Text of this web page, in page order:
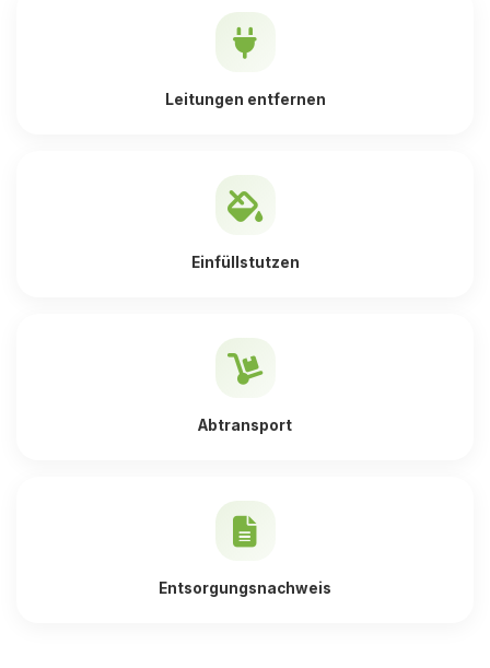
Leitungen entfernen
Einfüllstutzen
Abtransport
Entsorgungsnachweis